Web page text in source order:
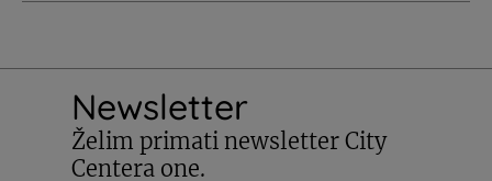
Newsletter
Želim primati newsletter City
Centera one.